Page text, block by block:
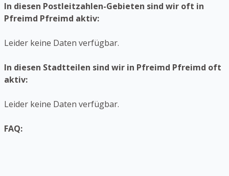
In diesen Postleitzahlen-Gebieten sind wir oft in
Pfreimd Pfreimd aktiv:
Leider keine Daten verfügbar.
In diesen Stadtteilen sind wir in Pfreimd Pfreimd oft
aktiv:
Leider keine Daten verfügbar.
FAQ: